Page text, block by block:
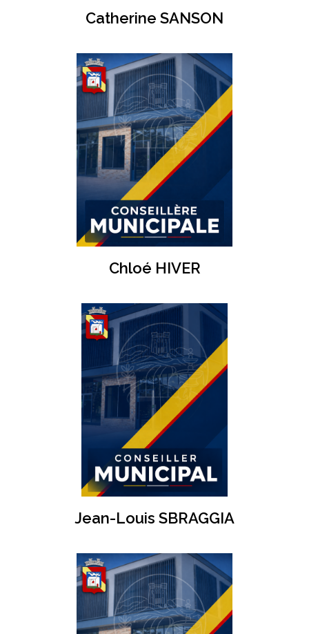
Catherine SANSON
Chloé HIVER
Jean-Louis SBRAGGIA